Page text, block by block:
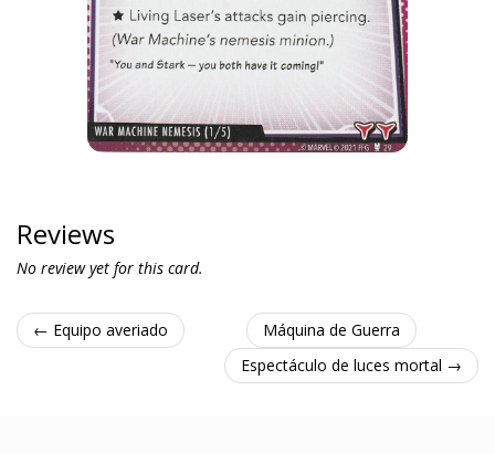
Reviews
No review yet for this card.
← Equipo averiado
Máquina de Guerra
Espectáculo de luces mortal →